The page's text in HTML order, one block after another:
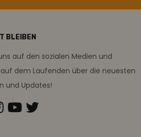
BLEIBEN
auf den sozialen Medien und
auf dem Laufenden über die neuesten
und Updates!